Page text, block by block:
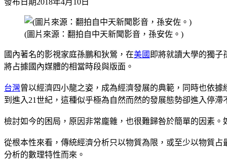
(圖片來源：翻拍自中天新聞影音，孫安佐。)
國內著名的影視家庭孫鵬和狄鶯，在美國 即將就讀大學的獨
將占據國內媒體的相當時段與版面。
台灣曾以經濟四小龍之姿，成為經濟發展的典範，同時也依
到進入21世紀，這種似乎極為自然而然的發展態勢卻進入停滯
檢討如今的困局，原因非常龐雜，也很難歸咎於簡單的因素
從根本性來看，傳統經濟分析只以物質為限，或至少以物質
分析的數理特性而來。